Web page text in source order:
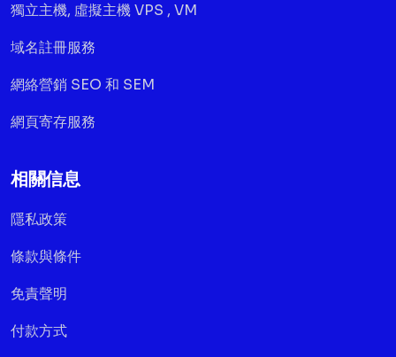
獨立主機, 虛擬主機 VPS , VM
域名註冊服務
網絡營銷 SEO 和 SEM
網頁寄存服務
相關信息
隱私政策
條款與條件
免責聲明
付款方式